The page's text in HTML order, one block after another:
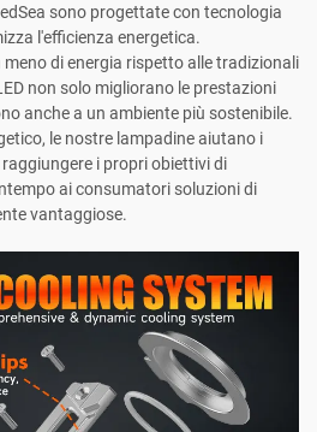
sono progettate con tecnologia
l'efficienza energetica.
di energia rispetto alle tradizionali
non solo migliorano le prestazioni
anche a un ambiente più sostenibile.
le nostre lampadine aiutano i
i propri obiettivi di
ai consumatori soluzioni di
vantaggiose.